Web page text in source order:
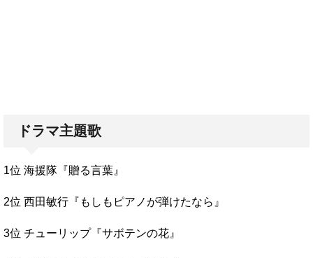
ドラマ主題歌
1位 海援隊『贈る言葉』
2位 西田敏行『もしもピアノが弾けたなら』
3位 チューリップ『サボテンの花』